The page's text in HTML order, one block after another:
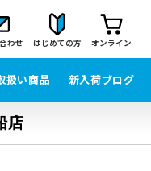
わせ はじめての方 オンライン
扱い商品 新入荷ブログ
店